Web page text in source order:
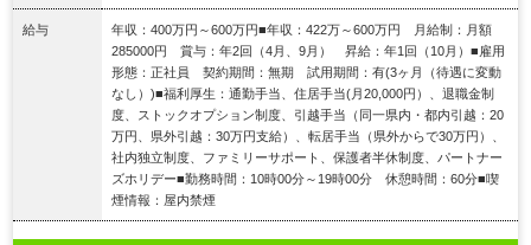
給与
年収：400万円～600万円■年収：422万～600万円 月給制：月額
285000円 賞与：年2回（4月、9月） 昇給：年1回（10月）■雇用
形態：正社員 契約期間：無期 試用期間：有(3ヶ月（待遇に変動
なし）)■福利厚生：通勤手当、住居手当(月20,000円）、退職金制
度、ストックオプション制度、引越手当（同一県内・都内引越：20
万円、県外引越：30万円支給）、転居手当（県外からで30万円）、
社内独立制度、ファミリーサポート、保護者半休制度、パートナー
ズホリデー■勤務時間：10時00分～19時00分 休憩時間：60分■喫
煙情報：屋内禁煙